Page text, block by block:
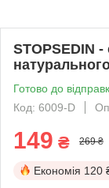
STOPSEDIN
Готово до
Код: 6009-D
149 ₴ 269 ₴
Економія 120